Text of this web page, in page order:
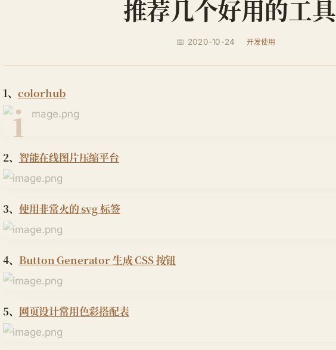
推荐几个好用的工具
📅 2020-10-24 开发使用
1、 colorhub
2、 智能在线图片压缩平台
3、 使用非常火的 svg 标签
4、 Button Generator 生成 CSS 按钮
5、 网页设计常用色彩搭配表